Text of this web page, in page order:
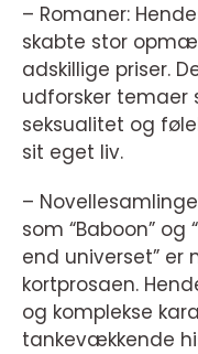
– Romaner:
skabte stor
adskillige priser.
udforsker temaer
seksualitet og
sit eget liv.
–
som “Baboon”
end universet”
kortprosaen.
og komplekse
tankevækkende